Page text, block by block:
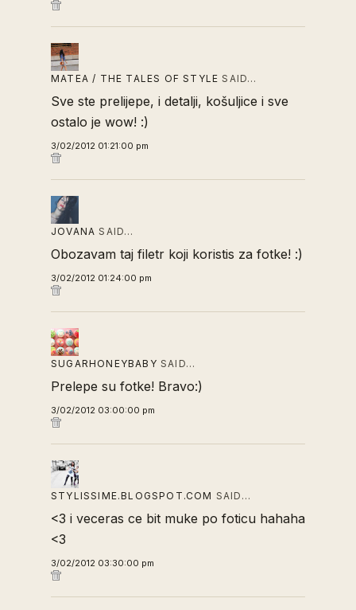
MATEA / THE TALES OF STYLE SAID…
Sve ste prelijepe, i detalji, košuljice i sve
ostalo je wow! :)
3/02/2012 01:21:00 pm
JOVANA SAID…
Obozavam taj filetr koji koristis za fotke! :)
3/02/2012 01:24:00 pm
SUGARHONEYBABY SAID…
Prelepe su fotke! Bravo:)
3/02/2012 03:00:00 pm
STYLISSIME.BLOGSPOT.COM SAID…
<3 i veceras ce bit muke po foticu hahaha
<3
3/02/2012 03:30:00 pm